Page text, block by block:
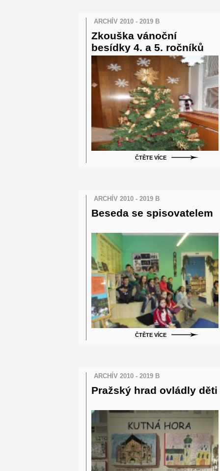
ARCHÍV 2010 - 2019 B
Zkouška vánoční
besídky 4. a 5. ročníků
ČTĚTE VÍCE
ARCHÍV 2010 - 2019 B
Beseda se spisovatelem
ČTĚTE VÍCE
ARCHÍV 2010 - 2019 B
Pražský hrad ovládly děti